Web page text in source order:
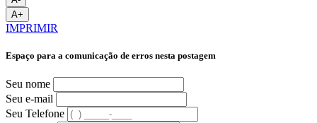
A+
IMPRIMIR
Espaço para a comunicação de erros nesta postagem
Seu nome
Seu e-mail
Seu Telefone